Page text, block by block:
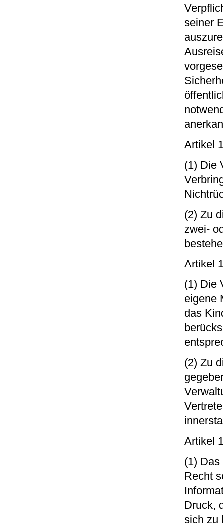
seiner
Artikel
(1) Die
(2) Zu
zwei-
Artikel
(1) Die
eigene
das
(2) Zu
Artikel
(1) Das
Recht
Druck,
sich zu